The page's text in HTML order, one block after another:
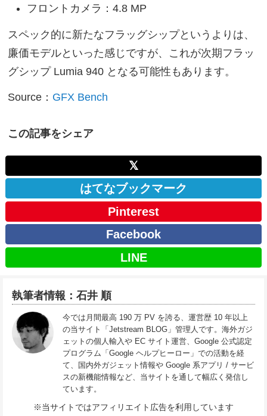
フロントカメラ：4.8 MP
スペック的に新たなフラッグシップというよりは、
廉価モデルといった感じですが、これが次期フラッ
グシップ Lumia 940 となる可能性もあります。
Source： GFX Bench
この記事をシェア
𝕏
はてなブックマーク
Pinterest
Facebook
LINE
執筆者情報：石井 順
今では月間最高 190 万 PV を誇る、運営歴 10 年以上
の当サイト「Jetstream BLOG」管理人です。海外ガジ
ェットの個人輸入や EC サイト運営、Google 公式認定
プログラム「Google ヘルプヒーロー」での活動を経
て、国内外ガジェット情報や Google 系アプリ / サービ
スの新機能情報など、当サイトを通して幅広く発信し
ています。
※当サイトではアフィリエイト広告を利用しています